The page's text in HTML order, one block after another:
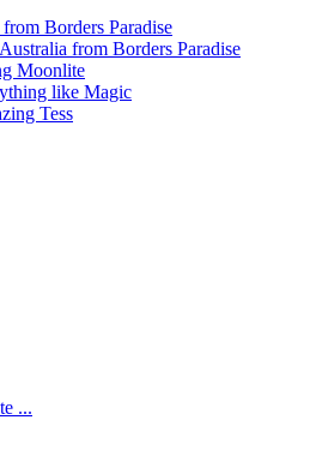
Borders Paradise
from Borders Paradise
Moonlite
like Magic
Tess
...